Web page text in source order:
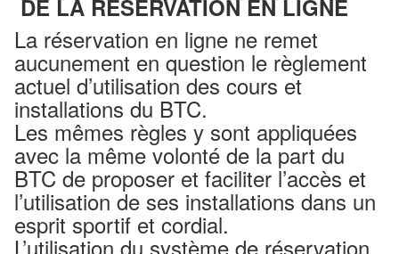
DE LA RESERVATION EN LIGNE
La réservation en ligne ne remet
aucunement en question le règlement
actuel d’utilisation des cours et
installations du BTC.
Les mêmes règles y sont appliquées
avec la même volonté de la part du
BTC de proposer et faciliter l’accès et
l’utilisation de ses installations dans un
esprit sportif et cordial.
L’utilisation du système de réservation